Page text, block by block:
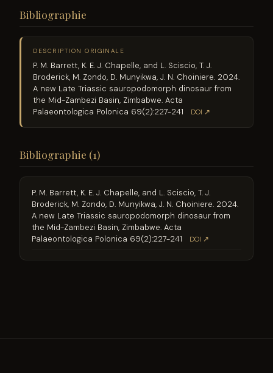
Bibliographie
DESCRIPTION ORIGINALE
P. M. Barrett, K. E. J. Chapelle, and L. Sciscio, T. J.
Broderick, M. Zondo, D. Munyikwa, J. N. Choiniere. 2024.
A new Late Triassic sauropodomorph dinosaur from
the Mid-Zambezi Basin, Zimbabwe. Acta
Palaeontologica Polonica 69(2):227-241
DOI ↗
Bibliographie (1)
P. M. Barrett, K. E. J. Chapelle, and L. Sciscio, T. J.
Broderick, M. Zondo, D. Munyikwa, J. N. Choiniere. 2024.
A new Late Triassic sauropodomorph dinosaur from
the Mid-Zambezi Basin, Zimbabwe. Acta
Palaeontologica Polonica 69(2):227-241
DOI ↗